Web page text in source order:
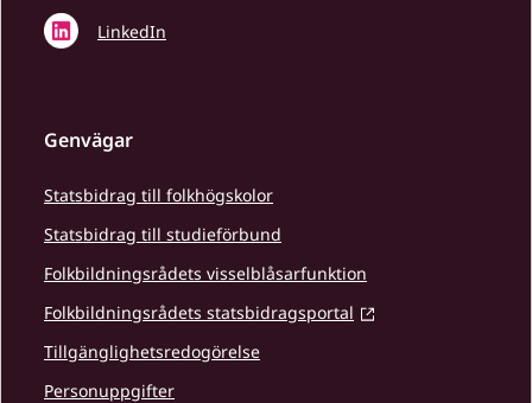
LinkedIn
Genvägar
Statsbidrag till folkhögskolor
Statsbidrag till studieförbund
Folkbildningsrådets visselblåsarfunktion
Folkbildningsrådets statsbidragsportal
Tillgänglighetsredogörelse
Personuppgifter